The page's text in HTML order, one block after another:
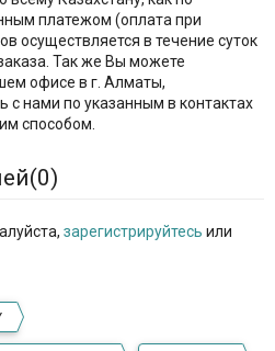
платежом (оплата при
осуществляется в течение суток
Так же Вы можете
офисе в г. Алматы,
с нами по указанным в контактах
способом.
0)
зарегистрируйтесь или